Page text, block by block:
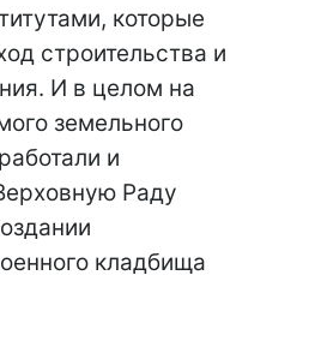
которые
строительства и
И в целом на
земельного
и
Раду
кладбища